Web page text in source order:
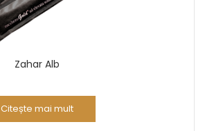
Zahar Alb
Citește mai mult